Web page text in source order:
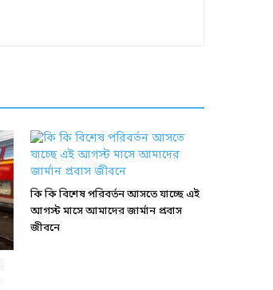
কি কি বিশেষ পরিবর্তন আসতে যাচ্ছে এই
আগস্ট মাসে আমাদের জার্মান প্রবাস
জীবনে